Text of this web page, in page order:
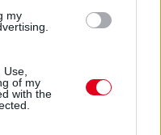
my
of my
with the
előtt megelőzi Piastrit,
tőle a